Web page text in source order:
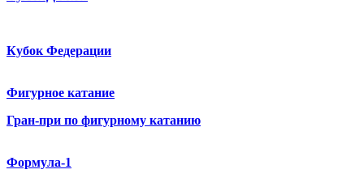
Кубок Федерации
Фигурное катание
Гран-при по фигурному катанию
Формула-1